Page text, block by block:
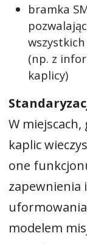
bramka
(np. z
kaplicy)
W
kaplic
one
zapewnienia
modelem